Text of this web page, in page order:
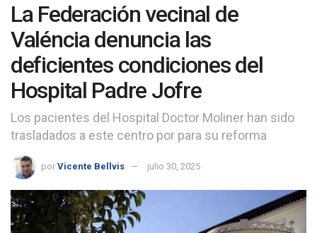
La Federación vecinal de
Valéncia denuncia las
deficientes condiciones del
Hospital Padre Jofre
Los pacientes del Hospital Doctor Moliner han sido
trasladados a este centro por para su reforma
por Vicente Bellvis julio 30, 2025